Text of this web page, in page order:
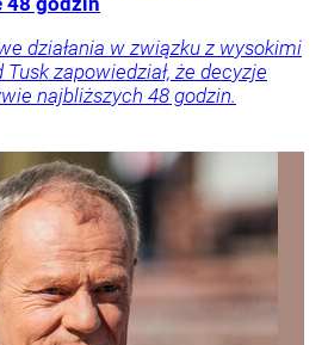
działania w związku z wysokimi
zapowiedział, że decyzje
najbliższych 48 godzin.